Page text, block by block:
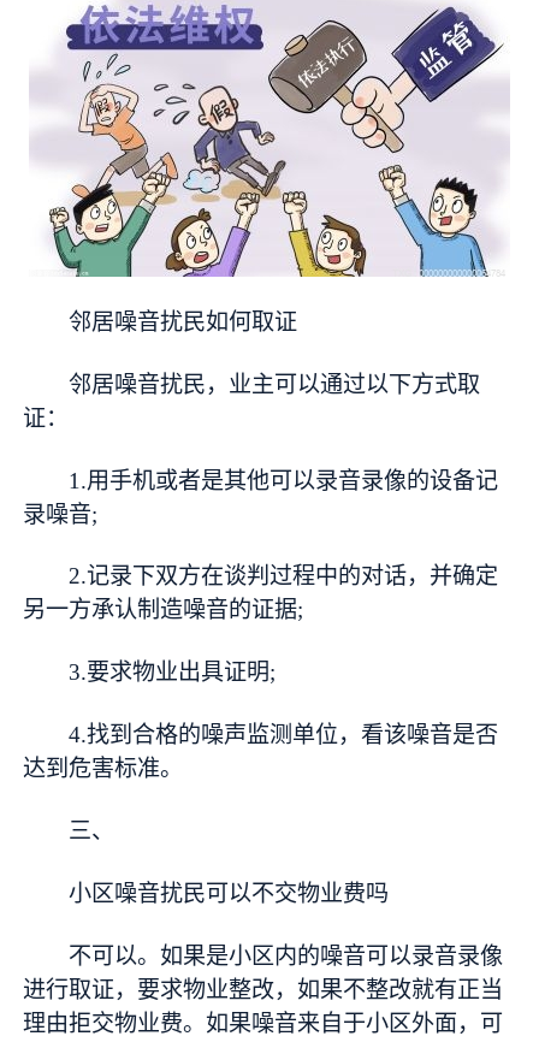
邻居噪音扰民如何取证
邻居噪音扰民，业主可以通过以下方式取
证：
1.用手机或者是其他可以录音录像的设备记
录噪音;
2.记录下双方在谈判过程中的对话，并确定
另一方承认制造噪音的证据;
3.要求物业出具证明;
4.找到合格的噪声监测单位，看该噪音是否
达到危害标准。
三、
小区噪音扰民可以不交物业费吗
不可以。如果是小区内的噪音可以录音录像
进行取证，要求物业整改，如果不整改就有正当
理由拒交物业费。如果噪音来自于小区外面，可